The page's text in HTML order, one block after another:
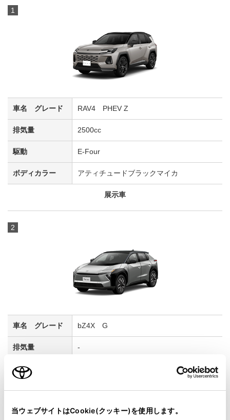
当ウェブサイトはCookie(クッキー)を使用します。
1
RAV4 PHEV Z
2500cc
E-Four
アティチュードブラックマイカ
展示車
2
bZ4X G
-
アティチュードブラックマイカ